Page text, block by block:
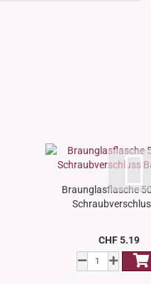
Braunglasflasche
CHF 5.19